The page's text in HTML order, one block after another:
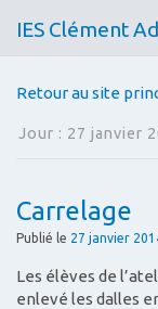
IES Clément
Retour au site
Jour : 27 janvier
Carrelage
Publié le 27 janvier
Les élèves de
enlevé les dalles